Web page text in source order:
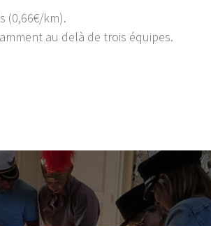
(0,66€/km).
au delà de trois équipes.